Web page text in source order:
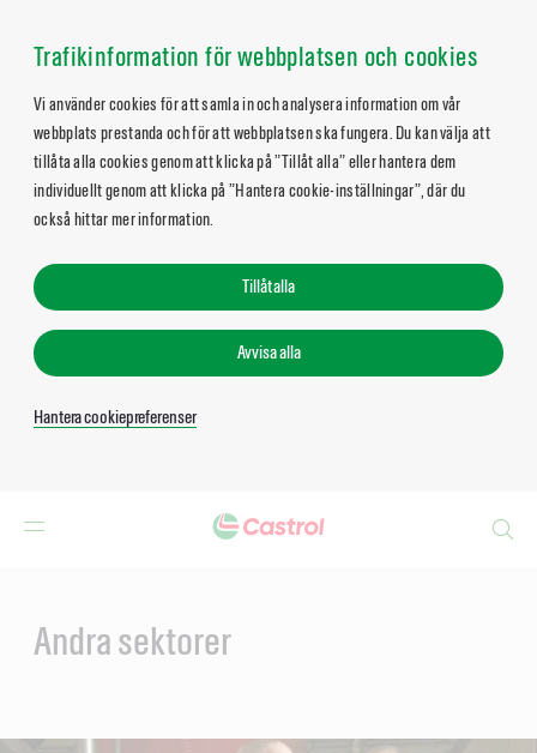
Trafikinformation för webbplatsen och cookies
Vi använder cookies för att samla in och analysera information om vår
webbplats prestanda och för att webbplatsen ska fungera. Du kan välja att
tillåta alla cookies genom att klicka på ”Tillåt alla” eller hantera dem
individuellt genom att klicka på ”Hantera cookie-inställningar”, där du
också hittar mer information.
Tillåt alla
Avvisa alla
Hantera cookiepreferenser
Andra sektorer